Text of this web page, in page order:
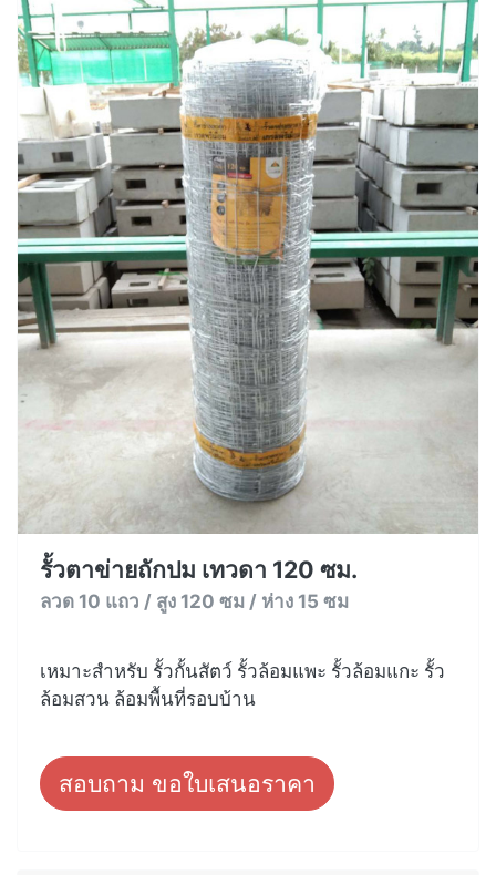
รั้วตาข่ายถักปม เทวดา 120 ซม.
ลวด 10 แถว / สูง 120 ซม / ห่าง 15 ซม
เหมาะสำหรับ รั้วกั้นสัตว์ รั้วล้อมแพะ รั้วล้อมแกะ รั้ว
ล้อมสวน ล้อมพื้นที่รอบบ้าน
สอบถาม ขอใบเสนอราคา